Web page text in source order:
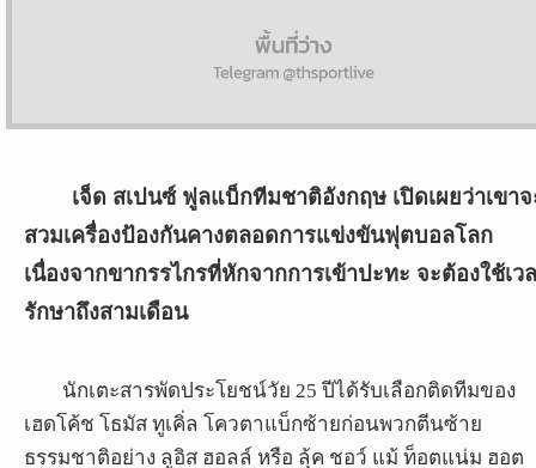
เจ็ด สเปนซ์ ฟูลแบ็กทีมชาติอังกฤษ เปิดเผยว่าเขาจ
สวมเครื่องป้องกันคางตลอดการแข่งขันฟุตบอลโลก
เนื่องจากขากรรไกรที่หักจากการเข้าปะทะ จะต้องใช้เว
รักษาถึงสามเดือน
นักเตะสารพัดประโยชน์วัย 25 ปีได้รับเลือกติดทีมของ
เฮดโค้ช โธมัส ทูเคิ่ล โควตาแบ็กซ้ายก่อนพวกตีนซ้าย
ธรรมชาติอย่าง ลูอิส ฮอลล์ หรือ ลุ้ค ชอว์ แม้ ท็อตแน่ม ฮอต
©
2026
Sport,
reserved.